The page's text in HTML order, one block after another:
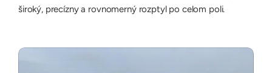
široký, precízny a rovnomerný rozptyl po celom poli.